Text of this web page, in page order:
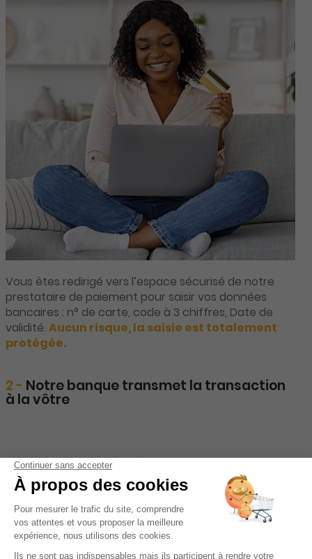
Vous êtes redirigé vers l’espace sécurisé de notre
prestataire de paiement pour saisir vos données
bancaires : n° de carte, code à 3 chiffres, Date de
validité. Aucun risque, la saisie est totalement
protégée.
2 - Notre banque transmet la transaction
à la vôtre